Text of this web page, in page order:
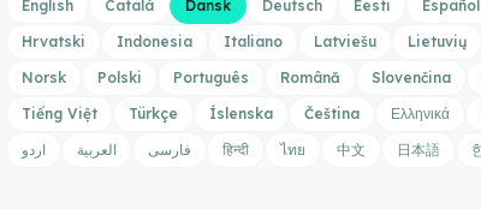
English Català Dansk Deutsch Eesti Español
Hrvatski
Indonesia Italiano Latviešu Lietuvių
Norsk
Polski Português Română Slovenčina
Tiếng Việt
Türkçe Íslenska Čeština Ελληνικά
اردو
العربية فارسی हिन्दी ไทย 中文 日本語